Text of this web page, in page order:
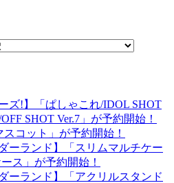
ズ!】「ぱしゃこれ/IDOL SHOT
SHOT Ver.7」が予約開始！
スコット」が予約開始！
ーランド】「スリムマルチケー
ス」が予約開始！
ーランド】「アクリルスタンド